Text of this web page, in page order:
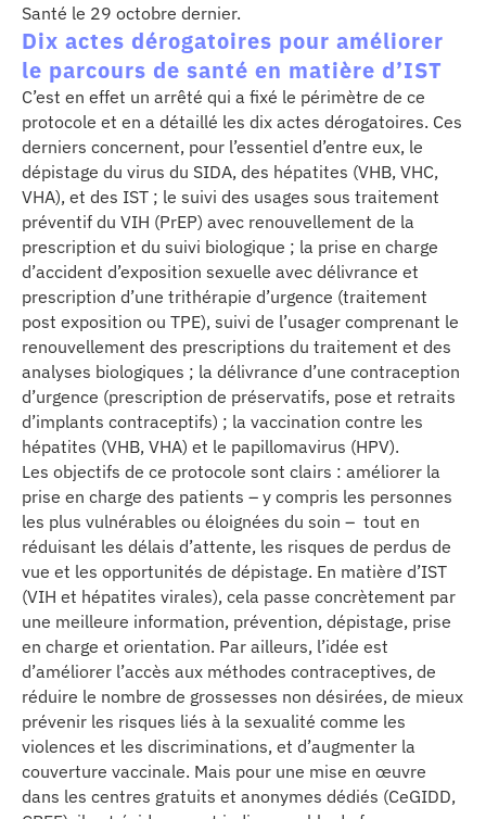
Santé le 29 octobre dernier.
Dix actes dérogatoires pour améliorer
le parcours de santé en matière d’IST
C’est en effet un arrêté qui a fixé le périmètre de ce
protocole et en a détaillé les dix actes dérogatoires. Ces
derniers concernent, pour l’essentiel d’entre eux, le
dépistage du virus du SIDA, des hépatites (VHB, VHC,
VHA), et des IST ; le suivi des usages sous traitement
préventif du VIH (PrEP) avec renouvellement de la
prescription et du suivi biologique ; la prise en charge
d’accident d’exposition sexuelle avec délivrance et
prescription d’une trithérapie d’urgence (traitement
post exposition ou TPE), suivi de l’usager comprenant le
renouvellement des prescriptions du traitement et des
analyses biologiques ; la délivrance d’une contraception
d’urgence (prescription de préservatifs, pose et retraits
d’implants contraceptifs) ; la vaccination contre les
hépatites (VHB, VHA) et le papillomavirus (HPV).
Les objectifs de ce protocole sont clairs : améliorer la
prise en charge des patients – y compris les personnes
les plus vulnérables ou éloignées du soin – tout en
réduisant les délais d’attente, les risques de perdus de
vue et les opportunités de dépistage. En matière d’IST
(VIH et hépatites virales), cela passe concrètement par
une meilleure information, prévention, dépistage, prise
en charge et orientation. Par ailleurs, l’idée est
d’améliorer l’accès aux méthodes contraceptives, de
réduire le nombre de grossesses non désirées, de mieux
prévenir les risques liés à la sexualité comme les
violences et les discriminations, et d’augmenter la
couverture vaccinale. Mais pour une mise en œuvre
dans les centres gratuits et anonymes dédiés (CeGIDD,